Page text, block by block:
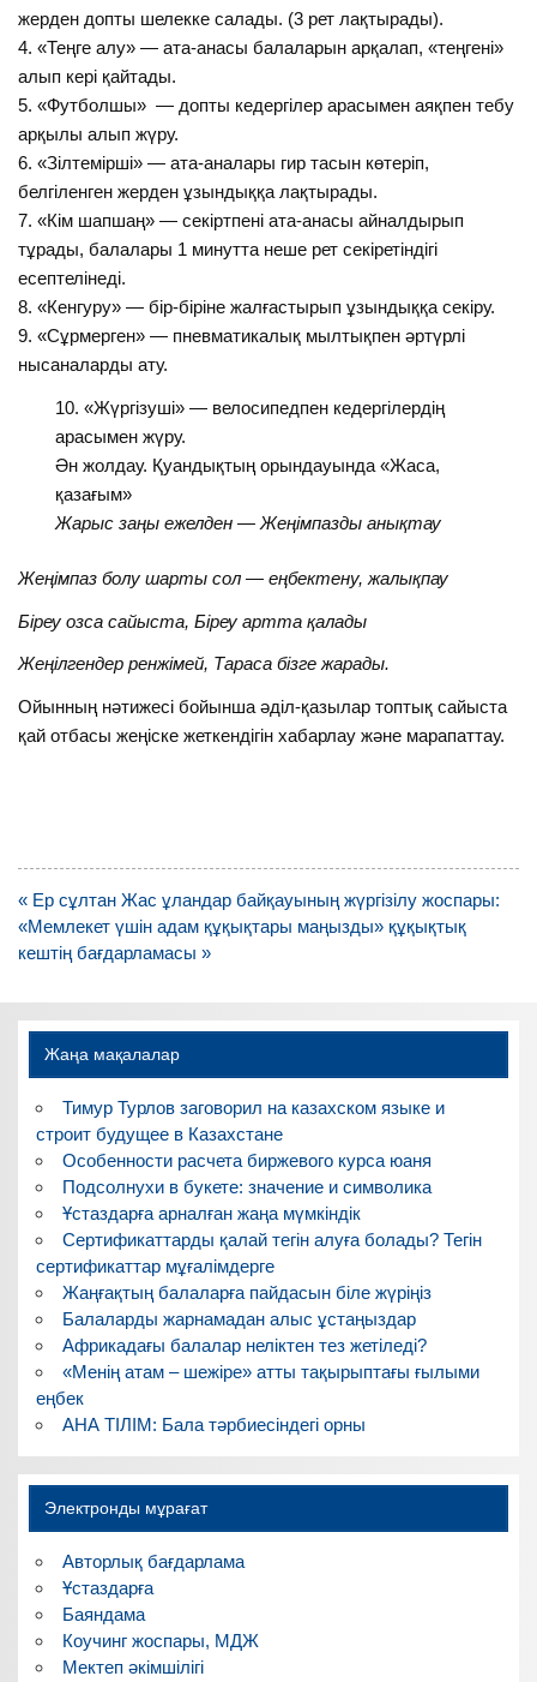
жерден допты шелекке салады. (3 рет лақтырады).
4. «Теңге алу» — ата-анасы балаларын арқалап, «теңгені»
алып кері қайтады.
5. «Футболшы» — допты кедергілер арасымен аяқпен тебу
арқылы алып жүру.
6. «Зілтемірші» — ата-аналары гир тасын көтеріп,
белгіленген жерден ұзындыққа лақтырады.
7. «Кім шапшаң» — секіртпені ата-анасы айналдырып
тұрады, балалары 1 минутта неше рет секіретіндігі
есептелінеді.
8. «Кенгуру» — бір-біріне жалғастырып ұзындыққа секіру.
9. «Сұрмерген» — пневматикалық мылтықпен әртүрлі
нысаналарды ату.
«Жүргізуші» — велосипедпен кедергілердің
арасымен жүру.
Ән жолдау. Қуандықтың орындауында «Жаса,
қазағым»
Жарыс заңы ежелден — Жеңімпазды анықтау
Жеңімпаз болу шарты сол — еңбектену, жалықпау
Біреу озса сайыста, Біреу артта қалады
Жеңілгендер ренжімей, Тараса бізге жарады.
Ойынның нәтижесі бойынша әділ-қазылар топтық сайыста
қай отбасы жеңіске жеткендігін хабарлау және марапаттау.
Навигация
по
записям
« Ер сұлтан Жас ұландар байқауының жүргізілу жоспары:
«Мемлекет үшін адам құқықтары маңызды» құқықтық
кештің бағдарламасы »
Жаңа мақалалар
Тимур Турлов заговорил на казахском языке и
строит будущее в Казахстане
Особенности расчета биржевого курса юаня
Подсолнухи в букете: значение и символика
Ұстаздарға арналған жаңа мүмкіндік
Сертификаттарды қалай тегін алуға болады? Тегін
сертификаттар мұғалімдерге
Жаңғақтың балаларға пайдасын біле жүріңіз
Балаларды жарнамадан алыс ұстаңыздар
Африкадағы балалар неліктен тез жетіледі?
«Менің атам – шежіре» атты тақырыптағы ғылыми
еңбек
АНА ТІЛІМ: Бала тәрбиесіндегі орны
Электронды мұрағат
Авторлық бағдарлама
Ұстаздарға
Баяндама
Коучинг жоспары, МДЖ
Мектеп әкімшілігі